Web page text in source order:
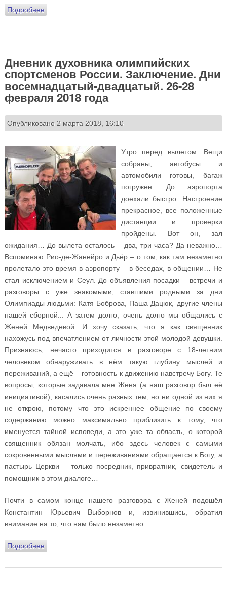
Подробнеео Обращение настоятеля храма, духовника
возвращения с Олимпийских игр в Корее
Дневник духовника олимпийских
спортсменов России. Заключение. Дни
восемнадцатый-двадцатый. 26-28
февраля 2018 года
Опубликовано 2 марта 2018, 16:10
Утро перед вылетом. Вещи
собраны, автобусы и
автомобили готовы, багаж
погружен. До аэропорта
доехали быстро. Настроение
прекрасное, все положенные
дистанции и проверки
пройдены. Вот он, зал
ожидания… До вылета осталось – два, три часа? Да неважно…
Вспоминаю Рио-де-Жанейро и Дьёр – о том, как там незаметно
пролетало это время в аэропорту – в беседах, в общении… Не
стал исключением и Сеул. До объявления посадки – встречи и
разговоры с уже знакомыми, ставшими родными за дни
Олимпиады людьми: Катя Боброва, Паша Дацюк, другие члены
нашей сборной... А затем долго, очень долго мы общались с
Женей Медведевой. И хочу сказать, что я как священник
нахожусь под впечатлением от личности этой молодой девушки.
Признаюсь, нечасто приходится в разговоре с 18-летним
человеком обнаруживать в нём такую глубину мыслей и
переживаний, а ещё – готовность к движению навстречу Богу. Те
вопросы, которые задавала мне Женя (а наш разговор был её
инициативой), касались очень разных тем, но ни одной из них я
не открою, потому что это искреннее общение по своему
содержанию можно максимально приблизить к тому, что
именуется тайной исповеди, а это уже та область, о которой
священник обязан молчать, ибо здесь человек с самыми
сокровенными мыслями и переживаниями обращается к Богу, а
пастырь Церкви – только посредник, привратник, свидетель и
помощник в этом диалоге…
Почти в самом конце нашего разговора с Женей подошёл
Константин Юрьевич Выборнов и, извинившись, обратил
внимание на то, что нам было незаметно:
Подробнеео Дневник духовника олимпийских спортсменов
26-28 февраля 2018 года